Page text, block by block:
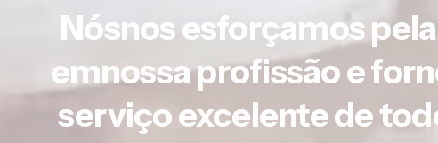
Nósnos esforçamos
emnossa profissão e
serviço excelente de